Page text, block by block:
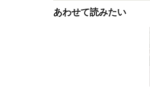
あわせて読みたい